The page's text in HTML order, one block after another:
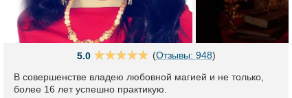
5.0 (Отзывы: 948)
В совершенстве владею любовной магией и не только,
более 16 лет успешно практикую.